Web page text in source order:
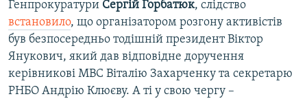
Генпрокуратури Сергій Горбатюк, слідство
встановило, що організатором розгону активістів
був безпосередньо тодішній президент Віктор
Янукович, який дав відповідне доручення
керівникові МВС Віталію Захарченку та секретарю
РНБО Андрію Клюєву. А ті у свою чергу –